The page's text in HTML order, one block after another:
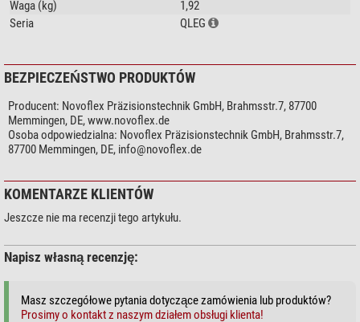
Waga (kg)
1,92
Seria
QLEG
BEZPIECZEŃSTWO PRODUKTÓW
Producent: Novoflex Präzisionstechnik GmbH, Brahmsstr.7, 87700
Memmingen, DE, www.novoflex.de
Osoba odpowiedzialna: Novoflex Präzisionstechnik GmbH, Brahmsstr.7,
87700 Memmingen, DE, info@novoflex.de
KOMENTARZE KLIENTÓW
Jeszcze nie ma recenzji tego artykułu.
Napisz własną recenzję:
Masz szczegółowe pytania dotyczące zamówienia lub produktów?
Prosimy o kontakt z naszym działem obsługi klienta!